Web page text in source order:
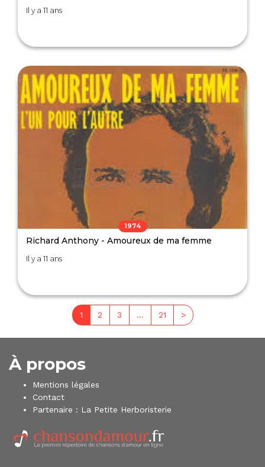
Il y a 11 ans
1974
Richard Anthony - Amoureux de ma femme
Il y a 11 ans
1 2 3 … 21 >
À propos
Mentions légales
Contact
Partenaire : La Petite Herboristerie